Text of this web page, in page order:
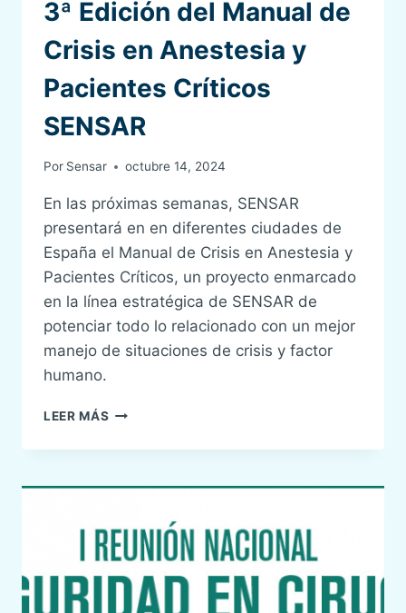
SENSAR
2016
3ª Edición del Manual de
Crisis en Anestesia y
Pacientes Críticos
SENSAR
Por Sensar octubre 14, 2024
En las próximas semanas, SENSAR
presentará en en diferentes ciudades de
España el Manual de Crisis en Anestesia y
Pacientes Críticos, un proyecto enmarcado
en la línea estratégica de SENSAR de
potenciar todo lo relacionado con un mejor
manejo de situaciones de crisis y factor
humano.
LEER MÁS 3ª
DEL
DE
EN
ANESTESIA
Y
PACIENTES
CRÍTICOS